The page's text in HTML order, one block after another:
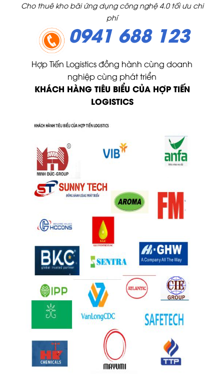
Cho thuê kho bãi ứng dụng công nghệ 4.0 tối ưu chi
phí
0941 688 123
Hợp Tiến Logistics đồng hành cùng doanh
nghiệp cùng phát triển
KHÁCH HÀNG TIÊU BIỂU CỦA HỢP TIẾN
LOGISTICS